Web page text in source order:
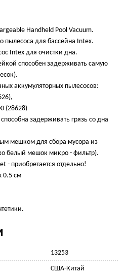
Handheld Pool Vacuum.
пылесоса для бассейна Intex.
Intex для очистки дна.
способен задерживать самую
аккумуляторных пылесосов:
(28628)
задерживать грязь со дна
мешком для сбора мусора из
белый мешок микро - фильтр).
- приобретается отдельно!
0.5 см
13253
США-Китай